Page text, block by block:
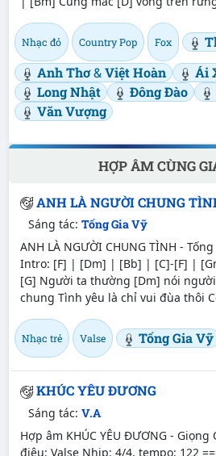
Nhạc đỏ Country Pop Fox
Anh Thơ&Việt Hoàn Ái
Long Nhật
Đông Đào
Văn Vượng
HỢP ÂM CÙNG
ANH LÀ NGƯỜI CHUNG
Sáng tác: Tống Gia Vỹ
ANH LÀ NGƯỜI CHUNG TÌNH -
Intro: [F] | [Dm] | [Bb] | [C]-[F] |
[G] Người ta thường [Dm] nói
chung Tình yêu là chỉ vui đùa thôi
Nhạc trẻ Valse Tống Gia Vỹ
KHÚC YÊU ĐƯƠNG
Sáng tác: V.A
Hợp âm KHÚC YÊU ĐƯƠNG -
điệu: Valse Nhịp: 4/4, tempo: 122